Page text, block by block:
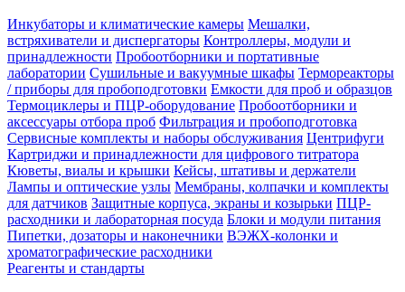
Инкубаторы и климатические камеры Мешалки,
встряхиватели и диспергаторы Контроллеры, модули и
принадлежности Пробоотборники и портативные
лаборатории Сушильные и вакуумные шкафы Термореакторы
/ приборы для пробоподготовки Емкости для проб и образцов
Термоциклеры и ПЦР-оборудование Пробоотборники и
аксессуары отбора проб Фильтрация и пробоподготовка
Сервисные комплекты и наборы обслуживания Центрифуги
Картриджи и принадлежности для цифрового титратора
Кюветы, виалы и крышки Кейсы, штативы и держатели
Лампы и оптические узлы Мембраны, колпачки и комплекты
для датчиков Защитные корпуса, экраны и козырьки ПЦР-
расходники и лабораторная посуда Блоки и модули питания
Пипетки, дозаторы и наконечники ВЭЖХ-колонки и
хроматографические расходники
Реагенты и стандарты